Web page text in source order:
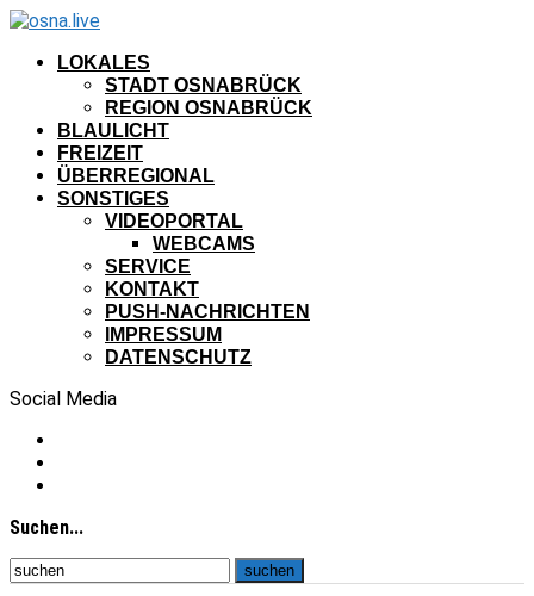
LOKALES
STADT OSNABRÜCK
REGION OSNABRÜCK
BLAULICHT
FREIZEIT
ÜBERREGIONAL
SONSTIGES
VIDEOPORTAL
WEBCAMS
SERVICE
KONTAKT
PUSH-NACHRICHTEN
IMPRESSUM
DATENSCHUTZ
Social Media
Suchen...